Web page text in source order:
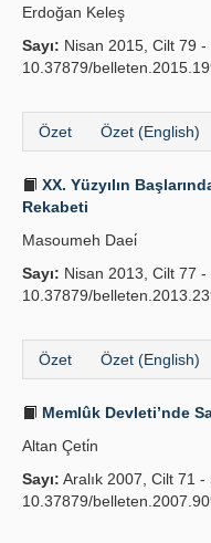
Kılavuzlar
İletişim
Erdoğan Keleş
Sayı: Nisan 2015, Cilt 79 -
10.37879/
Özet Özet (English)
XX. Yüzyılın
Rekabeti
Masoumeh Daei̇
Sayı: Nisan 2013, Cilt 77 -
10.37879/
Özet Özet (English)
Memlûk Devleti’nde
Altan Çeti̇n
Sayı: Aralık 2007, Cilt 71 -
10.37879/